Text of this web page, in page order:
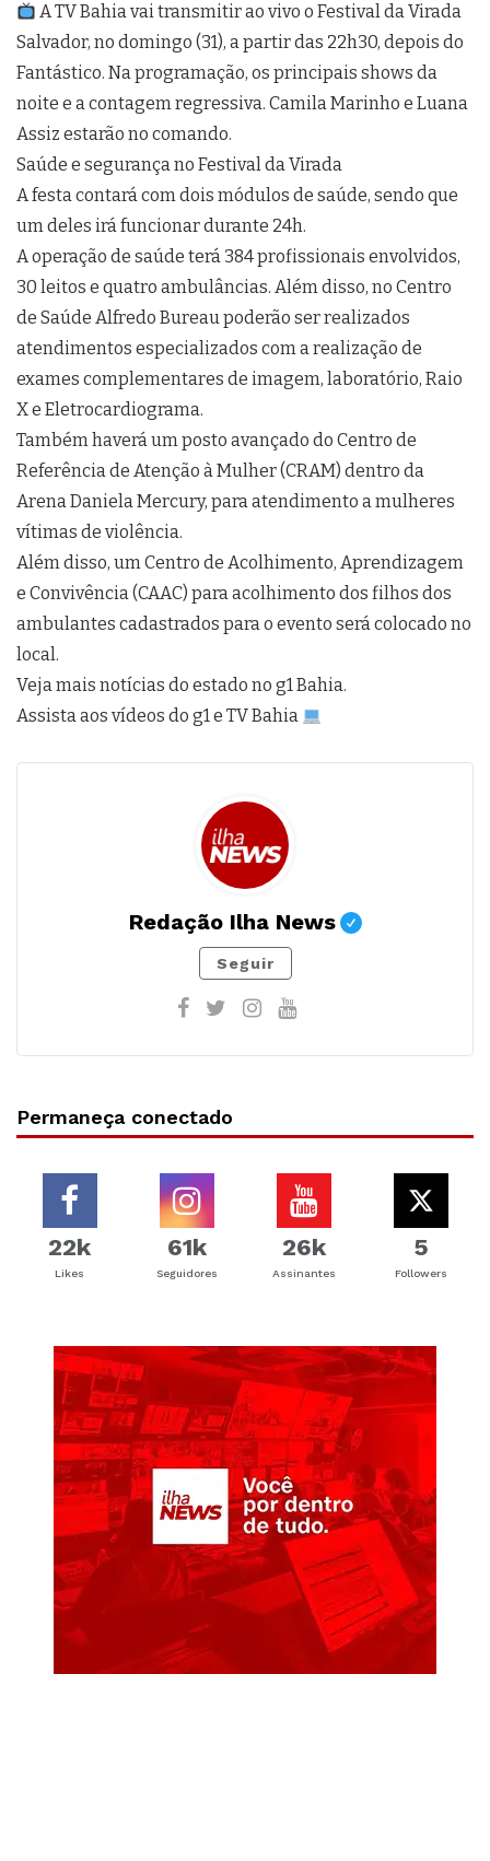
A TV Bahia vai transmitir ao vivo o Festival da Virada
Salvador, no domingo (31), a partir das 22h30, depois do
Fantástico. Na programação, os principais shows da
noite e a contagem regressiva. Camila Marinho e Luana
Assiz estarão no comando.
Saúde e segurança no Festival da Virada
A festa contará com dois módulos de saúde, sendo que
um deles irá funcionar durante 24h.
A operação de saúde terá 384 profissionais envolvidos,
30 leitos e quatro ambulâncias. Além disso, no Centro
de Saúde Alfredo Bureau poderão ser realizados
atendimentos especializados com a realização de
exames complementares de imagem, laboratório, Raio
X e Eletrocardiograma.
Também haverá um posto avançado do Centro de
Referência de Atenção à Mulher (CRAM) dentro da
Arena Daniela Mercury, para atendimento a mulheres
vítimas de violência.
Além disso, um Centro de Acolhimento, Aprendizagem
e Convivência (CAAC) para acolhimento dos filhos dos
ambulantes cadastrados para o evento será colocado no
local.
Veja mais notícias do estado no g1 Bahia.
Assista aos vídeos do g1 e TV Bahia
Redação Ilha News
Seguir
Permaneça conectado
22k
Likes
61k
Seguidores
26k
Assinantes
5
Followers